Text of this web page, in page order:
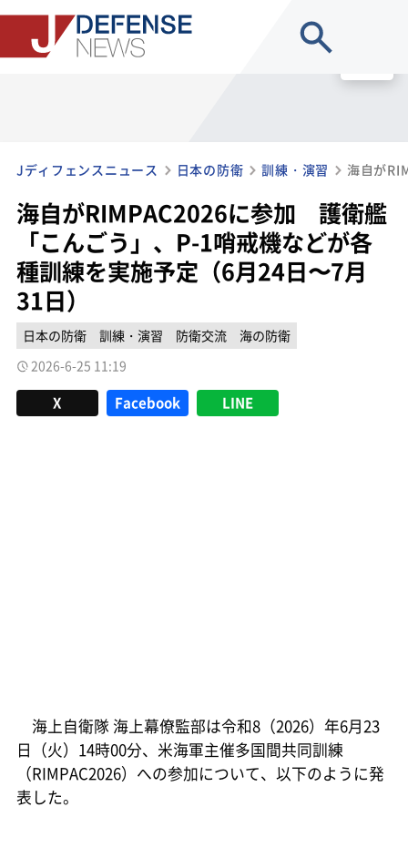
Jディフェンスニュース 日本の防衛 訓練・演習
海自がRIMPAC2026に参加 護衛艦
「こんごう」、P-1哨戒機などが各
種訓練を実施予定（6月24日〜7月
31日）
日本の防衛 訓練・演習 防衛交流
海の防衛
2026-6-25 11:19
X Facebook LINE
海上自衛隊 海上幕僚監部は令和8（2026）年6月23
日（火）14時00分、米海軍主催多国間共同訓練
（RIMPAC2026）への参加について、以下のように発
表した。